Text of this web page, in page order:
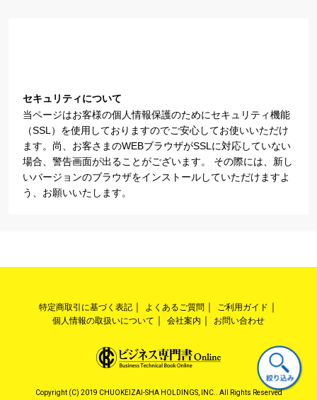
セキュリティについて
当ページはお客様の個人情報保護のためにセキュリティ機能
（SSL）を使用しておりますのでご安心してお使いいただけ
ます。尚、お客さまのWEBブラウザがSSLに対応していない
場合、警告画面が出ることがございます。 その際には、新し
いバージョンのブラウザをインストールしていただけますよ
う、お願いいたします。
特定商取引に基づく表記 よくあるご質問
ご利用ガイド
個人情報の取扱いについて
会社案内 お問い合わせ
Copyright (C) 2019 CHUOKEIZAI-SHA HOLDINGS, INC.. All Rights Reserved